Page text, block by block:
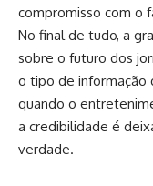
compromisso com o
No final de tudo, a
sobre o futuro dos
o tipo de informação
quando o
a credibilidade é
verdade.